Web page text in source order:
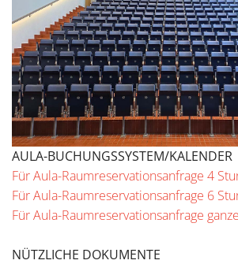
AULA-BUCHUNGSSYSTEM/KALENDER
Für Aula-Raumreservationsanfrage 4
Für Aula-Raumreservationsanfrage 6
Für Aula-Raumreservationsanfrage
NÜTZLICHE DOKUMENTE